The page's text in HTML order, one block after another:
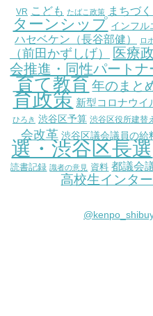
VR こども たばこ政策 まちづく
ターンシップ インフル
ハセベケン（長谷部健） ロ
（前田かずしげ）
医療
会推進・同性パートナ
育て教育 年のまと
育政策 新型コロナウイ
ひろき 渋谷区予算 渋谷区役所建替え
会改革 渋谷区議会議員の給
選・渋谷区長選
読書記録 識者の意見 資料 都議会
高校生インタ